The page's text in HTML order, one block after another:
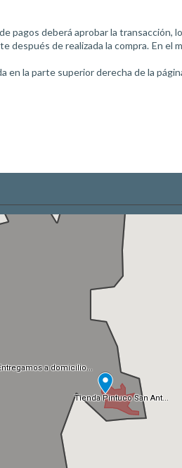
pagos deberá aprobar la transacción,
de realizada la compra. En
en la parte superior derecha de la